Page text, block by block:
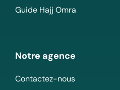
Guide Hajj Omra
Notre agence
Contactez-nous